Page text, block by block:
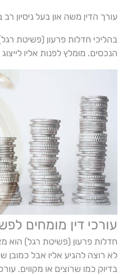
עורך הדין משה און בעל ניסיון רב
בהליכי חדלות פרעון (פשיטת
הנכסים. מומלץ לפנות אליו לייצוג
עורכי דין מומחים
חדלות פרעון (פשיטת רגל)
לא רוצה להגיע אליו אבל
בדיוק כמו שרוצים או מקווים.